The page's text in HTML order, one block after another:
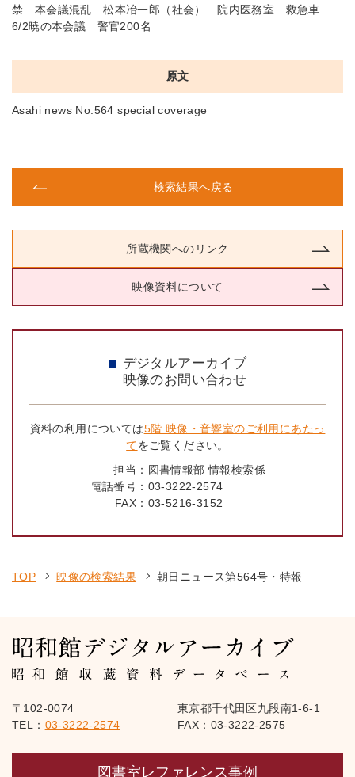
禁 本会議混乱 松本冶一郎（社会） 院内医務室 救急車
6/2暁の本会議 警官200名
原文
Asahi news No.564 special coverage
検索結果へ戻る
所蔵機関へのリンク
映像資料について
デジタルアーカイブ
映像のお問い合わせ
資料の利用については5階 映像・音響室のご利用にあたっ
てをご覧ください。
担当： 図書情報部 情報検索係
電話番号： 03-3222-2574
FAX： 03-5216-3152
TOP 映像の検索結果 朝日ニュース第564号・特報
〒102-0074
東京都千代田区九段南1-6-1
TEL： 03-3222-2574 FAX：03-3222-2575
図書室レファレンス事例